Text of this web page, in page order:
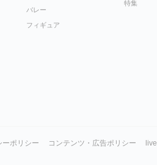
バレー
フィギュア
特集
ーポリシー コンテンツ・広告ポリシー